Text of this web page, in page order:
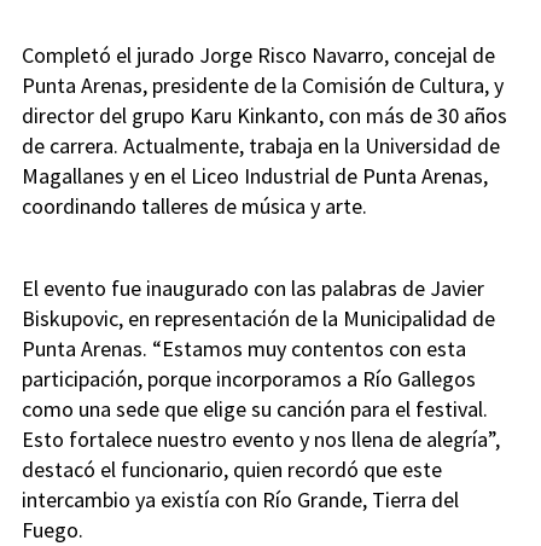
Completó el jurado Jorge Risco Navarro, concejal de
Punta Arenas, presidente de la Comisión de Cultura, y
director del grupo Karu Kinkanto, con más de 30 años
de carrera. Actualmente, trabaja en la Universidad de
Magallanes y en el Liceo Industrial de Punta Arenas,
coordinando talleres de música y arte.
El evento fue inaugurado con las palabras de Javier
Biskupovic, en representación de la Municipalidad de
Punta Arenas. “Estamos muy contentos con esta
participación, porque incorporamos a Río Gallegos
como una sede que elige su canción para el festival.
Esto fortalece nuestro evento y nos llena de alegría”,
destacó el funcionario, quien recordó que este
intercambio ya existía con Río Grande, Tierra del
Fuego.